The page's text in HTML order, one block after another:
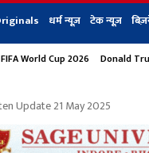
धर्म न्यूज़ टेक न्यूज़
IBC24 Originals
FIFA World Cup 2026 Donald
Update 21 May 2025